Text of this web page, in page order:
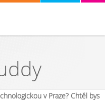
v Praze? Chtěl bys